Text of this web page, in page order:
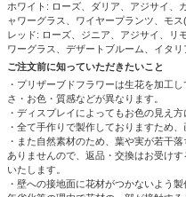
ホワイト: ローズ、ダリア、アジサイ、
ャワーグラス、ワイヤープランツ、モ
レッド: ローズ、ジニア、アジサイ、リ
ワーグラス、デザートブルーム、イタ
ご注文前に知っていただきたいこと
・プリザーブドフラワーは生花を加工
さ・お色・質感などが異なります。
・ディスプレイによってもお色の見え方
・全て手作りで製作しておりますため
・また自然素材のため、葉や実が若干
ありませんので、返品・交換はお受け
いたします。
・壁への接地面に花材がつかないよう